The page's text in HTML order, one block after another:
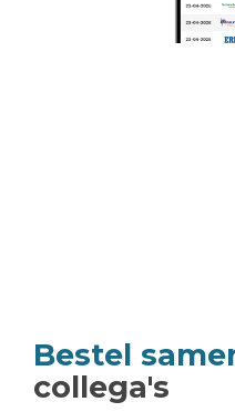
Bestel
collega's